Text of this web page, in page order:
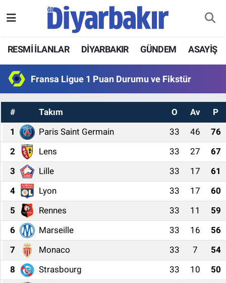
RESMİ İLANLAR DİYARBAKIR GÜNDEM ASAYİŞ
Fransa Ligue 1 Puan Durumu ve Fikstür
# Takım O Av
P
1
Paris Saint Germain 33 46
76
2
Lens 33 27
67
3
Lille 33 17
61
4
Lyon 33 17
60
5
Rennes 33 11
59
6
Marseille 33 16
56
7
Monaco 33 7
54
8
Strasbourg 33 10
50
ASAYİŞ
EKONOMİ
GÜNDEM
BÖLGE
DÜNYA
KÜLTÜR SANAT
EĞİTİM
ÖZEL HABER
Hava Durumu
Trafik Durumu
Süper Lig Puan Durumu ve Fikstür
Tüm Manşetler
Son Dakika Haberleri
Haber Arşivi